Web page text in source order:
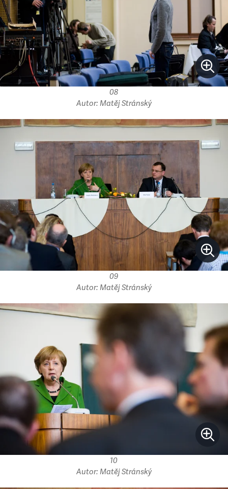
08
Autor: Matěj Stránský
09
Autor: Matěj Stránský
10
Autor: Matěj Stránský